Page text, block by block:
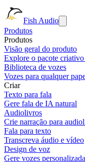
Fish Audio
Produtos
Produtos
Visão geral do produto
Explore o pacote
Biblioteca de vozes
Vozes para qualquer
Criar
Texto para fala
Gere fala de IA natural
Audiolivros
Crie narração para
Fala para texto
Transcreva áudio e vídeo
Design de voz
Gere vozes